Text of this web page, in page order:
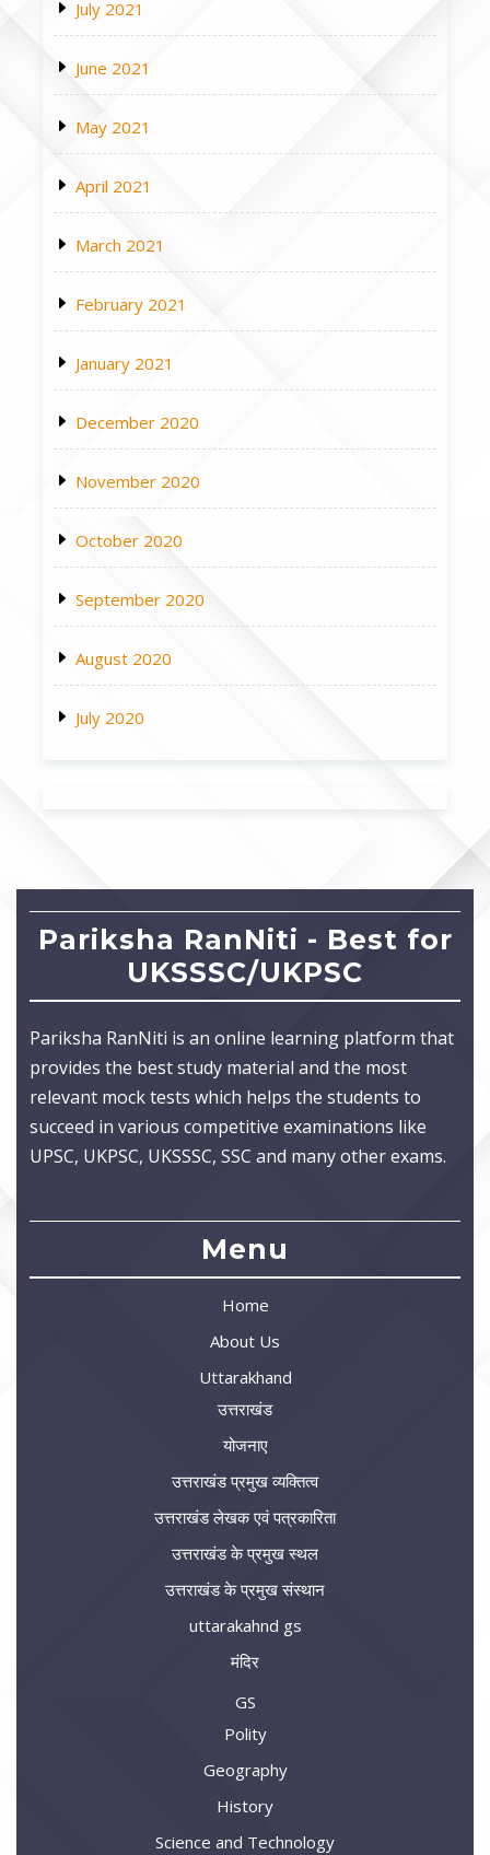
July 2021
June 2021
May 2021
April 2021
March 2021
February 2021
January 2021
December 2020
November 2020
October 2020
September 2020
August 2020
July 2020
Pariksha RanNiti - Best for
UKSSSC/UKPSC
Pariksha RanNiti is an online learning platform that
provides the best study material and the most
relevant mock tests which helps the students to
succeed in various competitive examinations like
UPSC, UKPSC, UKSSSC, SSC and many other exams.
Menu
Home
About Us
Uttarakhand
उत्तराखंड
योजनाए
उत्तराखंड प्रमुख व्यक्तित्व
उत्तराखंड लेखक एवं पत्रकारिता
उत्तराखंड के प्रमुख स्थल
उत्तराखंड के प्रमुख संस्थान
uttarakahnd gs
मंदिर
GS
Polity
Geography
History
Science and Technology